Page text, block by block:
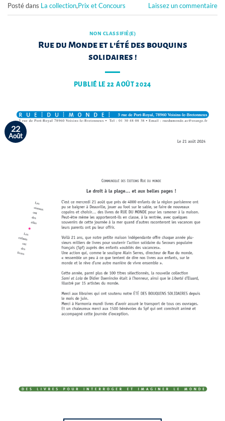
Posté dans La collection,Prix et Concours Laissez un commentaire
NON CLASSIFIÉ(E)
Rue du Monde et l’été des bouquins
solidaires !
PUBLIÉ LE 22 AOÛT 2024
22
Août